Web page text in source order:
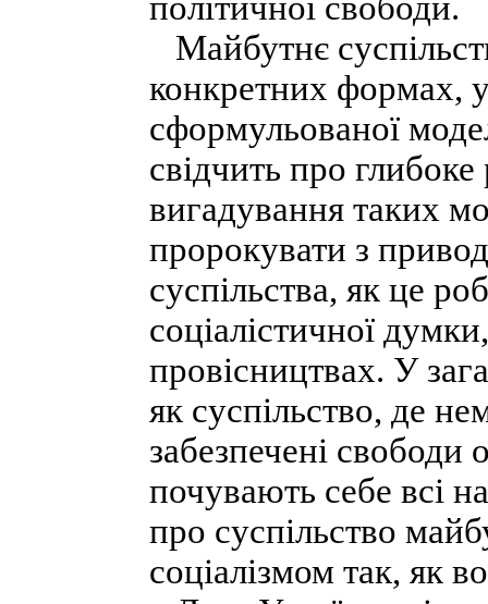
Майбутнє
конкретних формах, у
сформульованої
свідчить про
вигадування таких
пророкувати з
суспільства, як це
соціалістичної
провісництвах. У
як суспільство, де
забезпечені
почувають себе всі
про суспільство
соціалізмом так, як